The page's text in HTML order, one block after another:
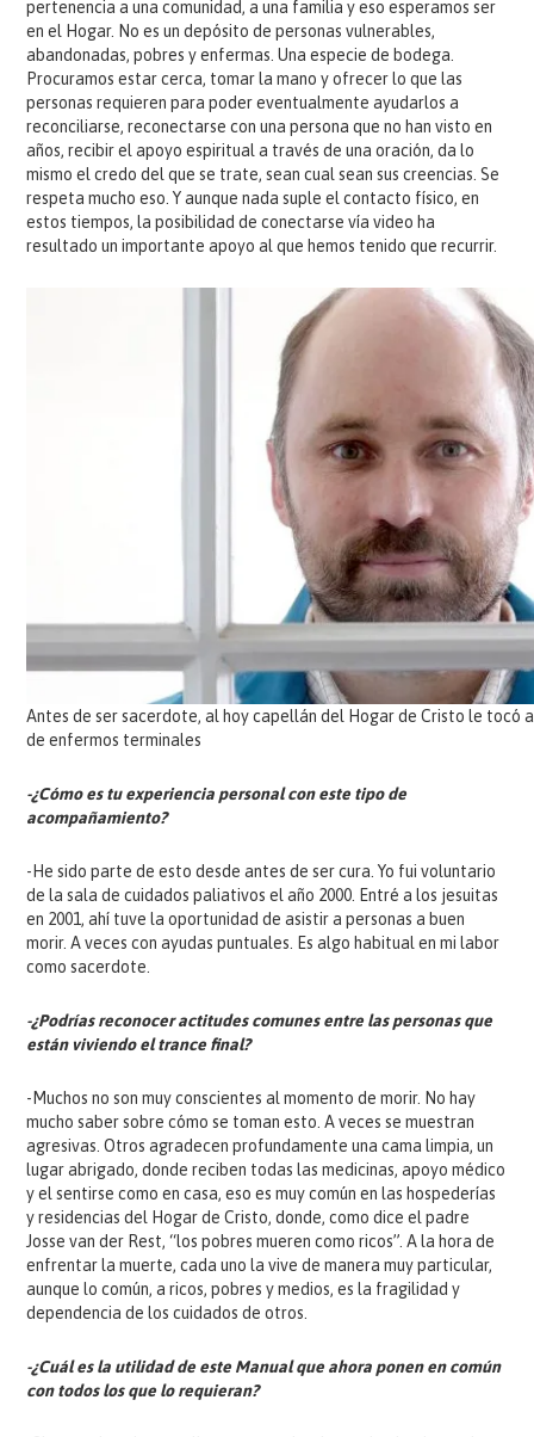
pertenencia a una comunidad, a una familia y eso esperamos ser
en el Hogar. No es un depósito de personas vulnerables,
abandonadas, pobres y enfermas. Una especie de bodega.
Procuramos estar cerca, tomar la mano y ofrecer lo que las
personas requieren para poder eventualmente ayudarlos a
reconciliarse, reconectarse con una persona que no han visto en
años, recibir el apoyo espiritual a través de una oración, da lo
mismo el credo del que se trate, sean cual sean sus creencias. Se
respeta mucho eso. Y aunque nada suple el contacto físico, en
estos tiempos, la posibilidad de conectarse vía video ha
resultado un importante apoyo al que hemos tenido que recurrir.
Antes de ser sacerdote, al hoy capellán del Hogar de Cristo le tocó
de enfermos terminales
-¿Cómo es tu experiencia personal con este tipo de
acompañamiento?
-He sido parte de esto desde antes de ser cura. Yo fui voluntario
de la sala de cuidados paliativos el año 2000. Entré a los jesuitas
en 2001, ahí tuve la oportunidad de asistir a personas a buen
morir. A veces con ayudas puntuales. Es algo habitual en mi labor
como sacerdote.
-¿Podrías reconocer actitudes comunes entre las personas que
están viviendo el trance final?
-Muchos no son muy conscientes al momento de morir. No hay
mucho saber sobre cómo se toman esto. A veces se muestran
agresivas. Otros agradecen profundamente una cama limpia, un
lugar abrigado, donde reciben todas las medicinas, apoyo médico
y el sentirse como en casa, eso es muy común en las hospederías
y residencias del Hogar de Cristo, donde, como dice el padre
Josse van der Rest, “los pobres mueren como ricos”. A la hora de
enfrentar la muerte, cada uno la vive de manera muy particular,
aunque lo común, a ricos, pobres y medios, es la fragilidad y
dependencia de los cuidados de otros.
-¿Cuál es la utilidad de este Manual que ahora ponen en común
con todos los que lo requieran?